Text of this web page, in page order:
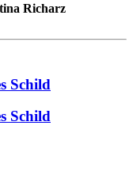
Richarz
Schild
Schild